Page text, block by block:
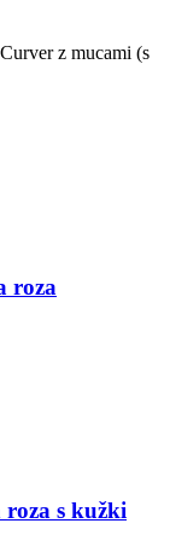
z mucami (s
roza
s kužki